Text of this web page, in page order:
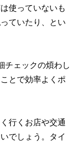
使っていないも
ていたり、とい
チェックの煩わし
とで効率よくポ
行くお店や交通
でしょう。タイ